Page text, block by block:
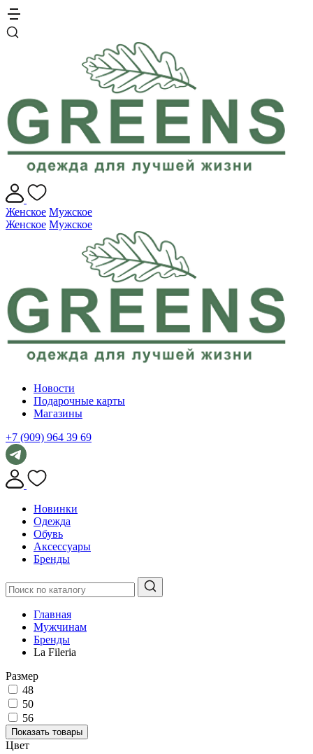
Женское Мужское
Женское Мужское
Новости
Подарочные карты
Магазины
+7 (909) 964 39 69
Новинки
Одежда
Обувь
Аксессуары
Бренды
Главная
Мужчинам
Бренды
La Fileria
Размер
48
50
56
Показать товары
Цвет